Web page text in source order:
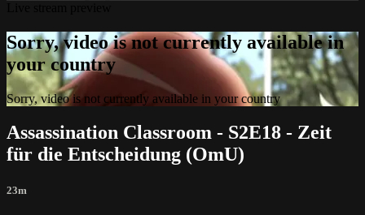
Sorry, video is not currently available in
your country
Sorry, video is not currently available in your country
Assassination Classroom - S2E18 - Zeit
für die Entscheidung (OmU)
23m